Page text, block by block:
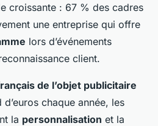
croissante : 67 % des cadres
une entreprise qui offre
lors d’événements
client.
de l’objet publicitaire
d’euros chaque année, les
la personnalisation et la